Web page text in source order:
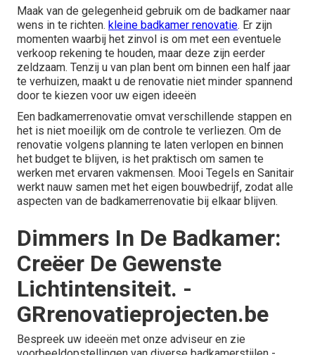
Maak van de gelegenheid gebruik om de badkamer naar
wens in te richten. kleine badkamer renovatie. Er zijn
momenten waarbij het zinvol is om met een eventuele
verkoop rekening te houden, maar deze zijn eerder
zeldzaam. Tenzij u van plan bent om binnen een half jaar
te verhuizen, maakt u de renovatie niet minder spannend
door te kiezen voor uw eigen ideeën
Een badkamerrenovatie omvat verschillende stappen en
het is niet moeilijk om de controle te verliezen. Om de
renovatie volgens planning te laten verlopen en binnen
het budget te blijven, is het praktisch om samen te
werken met ervaren vakmensen. Mooi Tegels en Sanitair
werkt nauw samen met het eigen bouwbedrijf, zodat alle
aspecten van de badkamerrenovatie bij elkaar blijven.
Dimmers In De Badkamer:
Creëer De Gewenste
Lichtintensiteit. -
GRrenovatieprojecten.be
Bespreek uw ideeën met onze adviseur en zie